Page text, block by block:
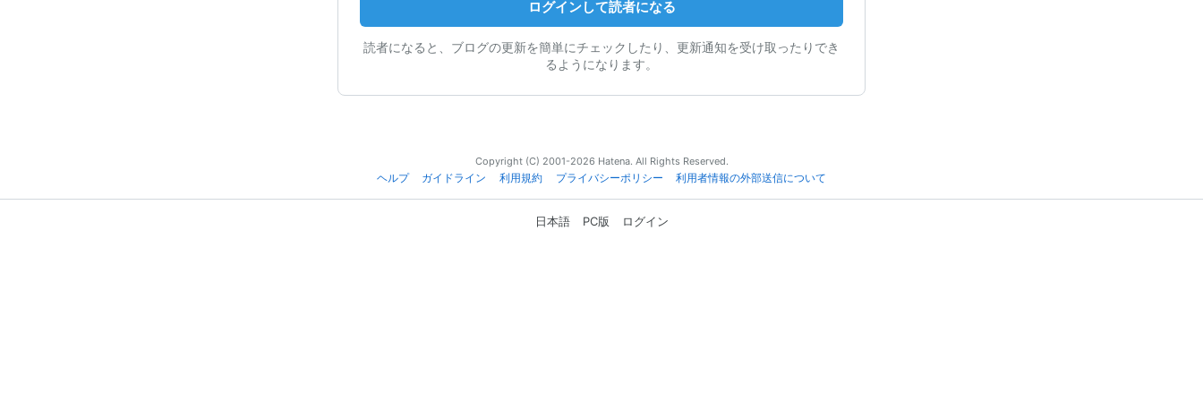
ログインして読者になる
読者になると、ブログの更新を簡単にチェックしたり、更新通知を受け取ったりでき
るようになります。
Copyright (C) 2001-2026 Hatena. All Rights Reserved.
ヘルプ
ガイドライン 利用規約 プライバシーポリシー 利用者情報の外部送信について
日本語 PC版 ログイン